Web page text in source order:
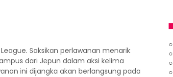
Saksikan perlawanan menarik
dari Jepun dalam aksi kelima
ini dijangka akan berlangsung pada
○
○
○
○